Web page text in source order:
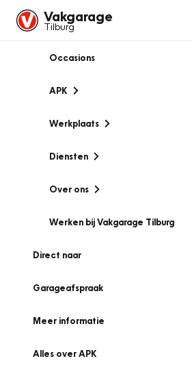
Vakgarage
Tilburg
Occasions
APK
Werkplaats
Diensten
Over ons
Werken bij Vakgarage Tilburg
Direct naar
Garageafspraak
Meer informatie
Alles over APK